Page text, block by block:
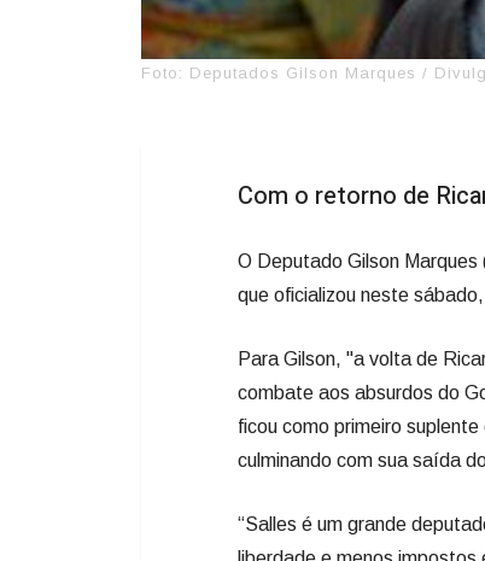
Foto: Deputados Gilson Marques /
Com o retorno de
O Deputado Gilson
que oficializou neste
Para Gilson, "a volta de
combate aos absurdos do
ficou como primeiro
culminando com sua saída
“Salles é um grande